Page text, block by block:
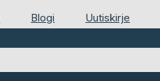
Blogi Uutiskirje